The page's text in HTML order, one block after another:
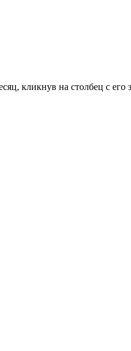
кликнув на столбец с его